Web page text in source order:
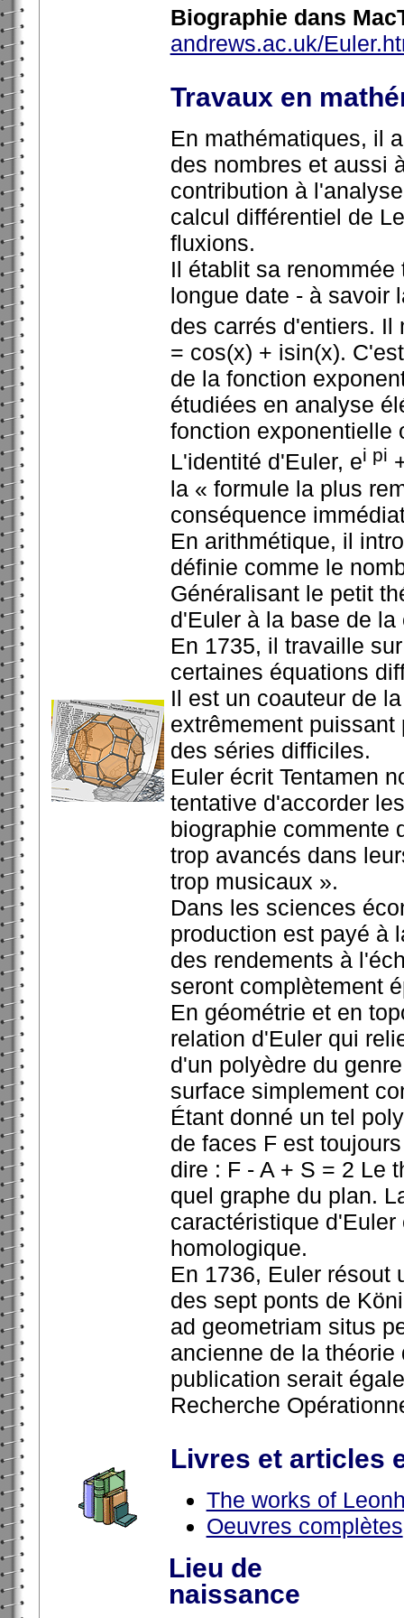
Biographie dans
andrews.ac.uk/
Travaux en
En mathématiques, il
des nombres et aussi
contribution à
calcul différentiel de
fluxions.
Il établit sa
longue date - à savoir
des carrés d'entiers. Il
= cos(x) + isin(x).
de la fonction
étudiées en analyse
fonction exponentielle
L'identité d'Euler, ei pi
la « formule la plus
conséquence
En arithmétique, il
définie comme le
Généralisant le petit
d'Euler à la base de
En 1735, il travaille
certaines équations
Il est un coauteur de
extrêmement
des séries difficiles.
Euler écrit Tentamen
tentative d'accorder
biographie commente
trop avancés dans
trop musicaux ».
Dans les sciences
production est payé à
des rendements à
seront complètement
En géométrie et en
relation d'Euler qui
d'un polyèdre du
surface simplement
Étant donné un tel
de faces F est
dire : F - A + S = 2 Le
quel graphe du plan.
caractéristique
homologique.
En 1736, Euler résout
des sept ponts de
ad geometriam situs
ancienne de la
publication serait
Recherche
Livres et articles
The works of
Oeuvres complètes
Lieu de
naissance